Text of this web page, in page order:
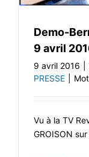
Demo-
9 avril
9 avril 2016
PRESSE
Vu à la TV
GROISON